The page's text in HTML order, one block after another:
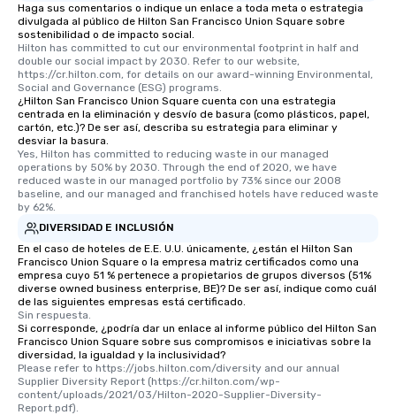
Haga sus comentarios o indique un enlace a toda meta o estrategia
divulgada al público de Hilton San Francisco Union Square sobre
sostenibilidad o de impacto social.
Hilton has committed to cut our environmental footprint in half and
double our social impact by 2030. Refer to our website,
https://cr.hilton.com, for details on our award-winning Environmental,
Social and Governance (ESG) programs.
¿Hilton San Francisco Union Square cuenta con una estrategia
centrada en la eliminación y desvío de basura (como plásticos, papel,
cartón, etc.)? De ser así, describa su estrategia para eliminar y
desviar la basura.
Yes, Hilton has committed to reducing waste in our managed
operations by 50% by 2030. Through the end of 2020, we have
reduced waste in our managed portfolio by 73% since our 2008
baseline, and our managed and franchised hotels have reduced waste
by 62%.
DIVERSIDAD E INCLUSIÓN
En el caso de hoteles de E.E. U.U. únicamente, ¿están el Hilton San
Francisco Union Square o la empresa matriz certificados como una
empresa cuyo 51 % pertenece a propietarios de grupos diversos (51%
diverse owned business enterprise, BE)? De ser así, indique como cuál
de las siguientes empresas está certificado.
Sin respuesta.
Si corresponde, ¿podría dar un enlace al informe público del Hilton San
Francisco Union Square sobre sus compromisos e iniciativas sobre la
diversidad, la igualdad y la inclusividad?
Please refer to https://jobs.hilton.com/diversity and our annual
Supplier Diversity Report (https://cr.hilton.com/wp-
content/uploads/2021/03/Hilton-2020-Supplier-Diversity-
Report.pdf).